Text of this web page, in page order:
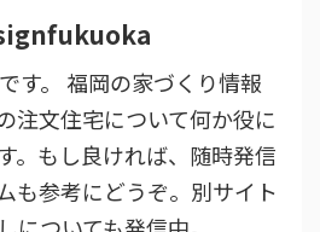
す。 福岡の家づくり情報
注文住宅について何か役に
。もし良ければ、随時発信
も参考にどうぞ。別サイト